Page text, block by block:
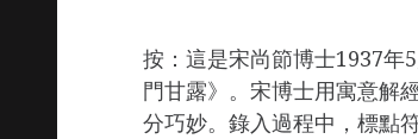
按：這是宋尚節博士1937年
門甘露》。宋博士用寓意解
分巧妙。錄入過程中，標點